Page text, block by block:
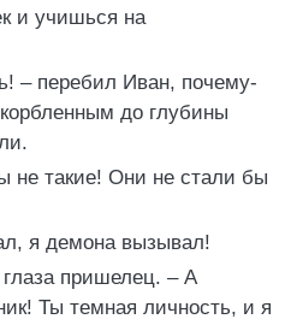
и учишься на
– перебил Иван, почему-
до глубины
не такие! Они не стали бы
я демона вызывал!
пришелец. – А
Ты темная личность, и я